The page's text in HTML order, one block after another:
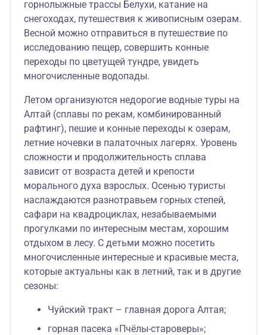
горнолыжные трассы Белухи, катание на
снегоходах, путешествия к живописным озерам.
Весной можно отправиться в путешествие по
исследованию пещер, совершить конные
переходы по цветущей тундре, увидеть
многочисленные водопады.
Летом организуются недорогие водные туры на
Алтай (сплавы по рекам, комбинированный
рафтинг), пешие и конные переходы к озерам,
летние ночевки в палаточных лагерях. Уровень
сложности и продолжительность сплава
зависит от возраста детей и крепости
морального духа взрослых. Осенью туристы
наслаждаются разнотравьем горных степей,
сафари на квадроциклах, незабываемыми
прогулками по интересным местам, хорошим
отдыхом в лесу. С детьми можно посетить
многочисленные интересные и красивые места,
которые актуальны как в летний, так и в другие
сезоны:
Чуйский тракт – главная дорога Алтая;
горная пасека «Пчёлы-староверы»;